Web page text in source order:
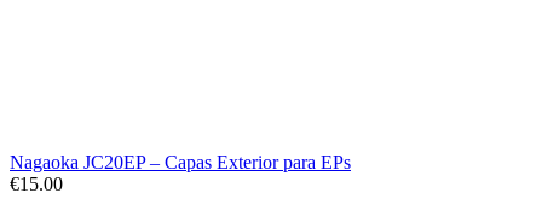
Nagaoka JC20EP – Capas Exterior para EPs
€15.00